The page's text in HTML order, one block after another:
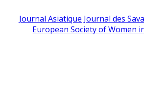
Journal Asiatique Journal des
European Society of Women